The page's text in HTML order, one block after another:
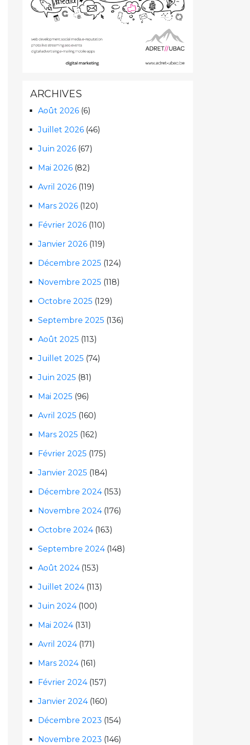
ARCHIVES
Août 2026 (6)
Juillet 2026 (46)
Juin 2026 (67)
Mai 2026 (82)
Avril 2026 (119)
Mars 2026 (120)
Février 2026 (110)
Janvier 2026 (119)
Décembre 2025 (124)
Novembre 2025 (118)
Octobre 2025 (129)
Septembre 2025 (136)
Août 2025 (113)
Juillet 2025 (74)
Juin 2025 (81)
Mai 2025 (96)
Avril 2025 (160)
Mars 2025 (162)
Février 2025 (175)
Janvier 2025 (184)
Décembre 2024(153)
Novembre 2024(176)
Octobre 2024(163)
Septembre 2024(148)
Août 2024(153)
Juillet 2024(113)
Juin 2024(100)
Mai 2024(131)
Avril 2024(171)
Mars 2024(161)
Février 2024(157)
Janvier 2024(160)
Décembre 2023 (154)
Novembre 2023 (146)